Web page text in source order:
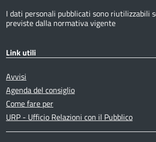
I dati personali pubblicati sono riutilizzabili
previste dalla normativa vigente
Link utili
Avvisi
Agenda del consiglio
Come fare per
URP - Ufficio Relazioni con il Pubblico